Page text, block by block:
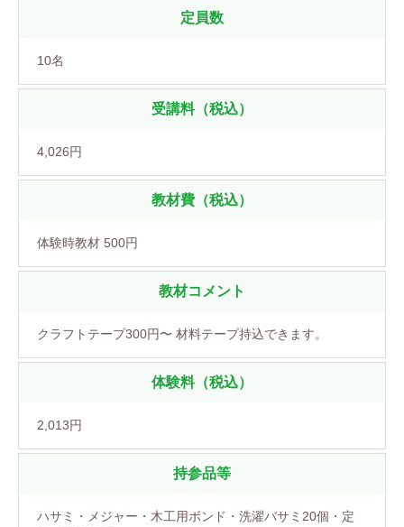
定員数
10名
受講料（税込）
4,026円
教材費（税込）
体験時教材 500円
教材コメント
クラフトテープ300円〜 材料テープ持込できます。
体験料（税込）
2,013円
持参品等
ハサミ・メジャー・木工用ボンド・洗濯バサミ20個・定